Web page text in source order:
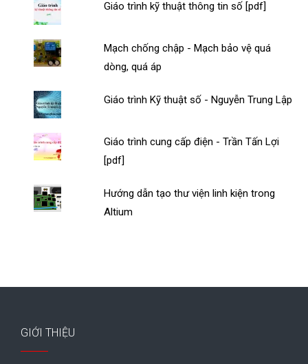
Giáo trình kỹ thuật thông tin số [pdf]
Mạch chống chập - Mạch bảo vệ quá
dòng, quá áp
Giáo trình Kỹ thuật số - Nguyễn Trung Lập
Giáo trình cung cấp điện - Trần Tấn Lợi
[pdf]
Hướng dẫn tạo thư viện linh kiện trong
Altium
GIỚI THIỆU